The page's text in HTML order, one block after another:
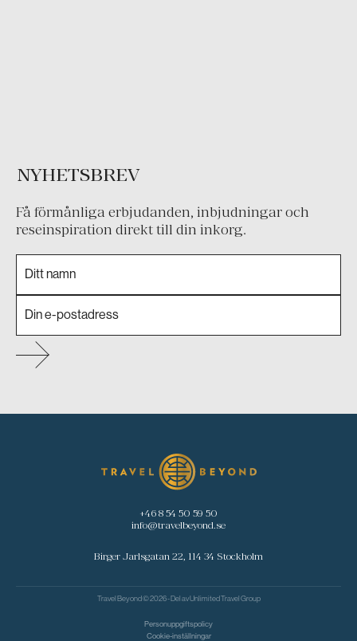
NYHETSBREV
Få förmånliga erbjudanden, inbjudningar och
reseinspiration direkt till din inkorg.
+46 8 54 50 59 50
info@travelbeyond.se
Birger Jarlsgatan 22, 114 34 Stockholm
Travel Beyond © 2026 - Del avUnlimited Travel Group
Personuppgiftspolicy
Cookie-inställningar